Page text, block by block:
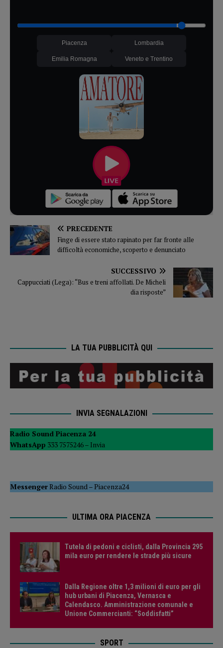
Piacenza Lombardia
Emilia Romagna Veneto e Trentino
PRECEDENTE
Finge di essere stato rapinato per far fronte alle
difficoltà economiche, scoperto e denunciato
SUCCESSIVO
Cappucciati (Lega): “Bus e treni affollati. De Micheli
dia risposte”
LA TUA PUBBLICITÀ QUI
INVIA SEGNALAZIONI
Radio Sound Piacenza 24
WhatsApp 333 7575246 – Invia
MessengerRadio Sound –Piacenza24
ULTIMA ORA PIACENZA
Tutela di pedoni e ciclisti, dalla Provincia 295
mila euro per rendere le strade più sicure
Dalla Regione oltre 1,3 milioni di euro per gli
hub urbani di Piacenza, Vernasca e
Calendasco. Amministrazione comunale e
Unione Commercianti: “Soddisfatti”
SPORT